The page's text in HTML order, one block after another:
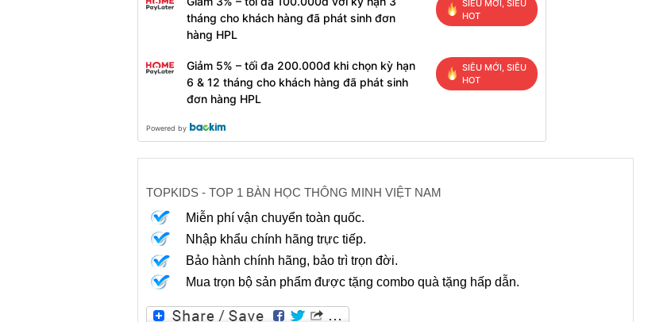
tháng cho khách hàng đã phát sinh đơn
hàng HPL
SIÊU MỚI, SIÊU
HOT
Giảm 5% – tối đa 200.000đ khi chọn kỳ hạn
6 & 12 tháng cho khách hàng đã phát sinh
đơn hàng HPL
SIÊU MỚI, SIÊU
HOT
Powered by
TOPKIDS - TOP 1 BÀN HỌC THÔNG MINH VIỆT NAM
Miễn phí vận chuyển toàn quốc.
Nhập khẩu chính hãng trực tiếp.
Bảo hành chính hãng, bảo trì trọn đời.
Mua trọn bộ sản phẩm được tặng combo quà tặng hấp dẫn.